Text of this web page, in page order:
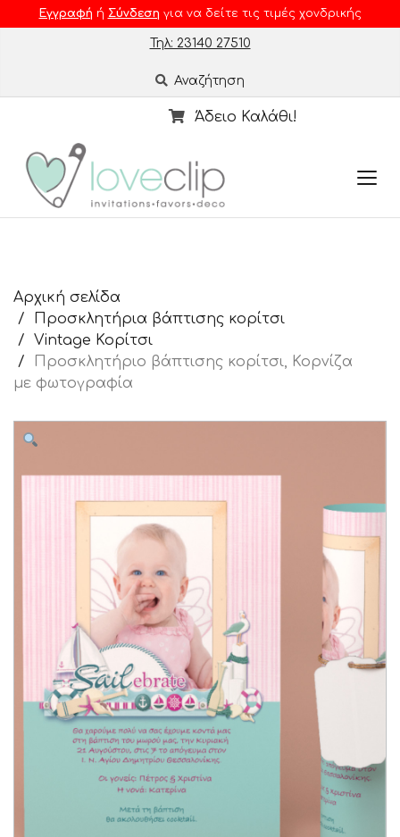
Εγγραφή ή Σύνδεση για να δείτε τις τιμές χονδρικής
Τηλ: 23140 27510
Αναζήτηση
Άδειο Καλάθι!
Αρχική σελίδα
Προσκλητήρια βάπτισης κορίτσι
Vintage Κορίτσι
Προσκλητήριο βάπτισης κορίτσι, Κορνίζα
με φωτογραφία